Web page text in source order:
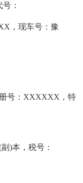
：
，现车号：豫
号：XXXXXX，特
)本，税号：